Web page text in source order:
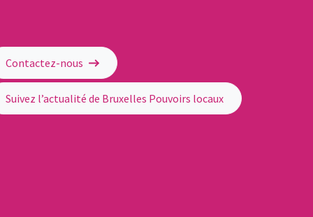
Contactez-nous
Suivez l’actualité de Bruxelles Pouvoirs locaux